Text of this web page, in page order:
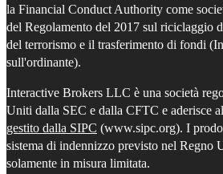
la Financial Conduct Authority come
del Regolamento del 2017 sul riciclaggio
del terrorismo e il trasferimento di fondi
sull'ordinante).
Interactive Brokers LLC è una società
Uniti dalla SEC e dalla CFTC e aderisce al
gestito dalla SIPC (www.sipc.org). I
sistema di indennizzo previsto nel Regno
solamente in misura limitata.